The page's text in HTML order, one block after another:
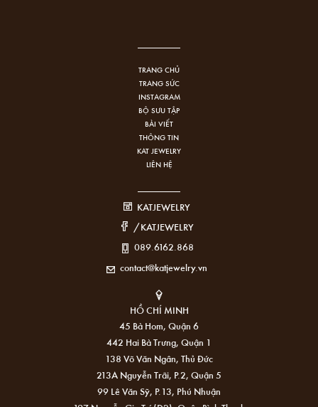
TRANG CHỦ
TRANG SỨC
INSTAGRAM
BỘ SƯU TẬP
BÀI VIẾT
THÔNG TIN
KAT JEWELRY
LIÊN HỆ
KATJEWELRY
/KATJEWELRY
089.6162.868
contact@katjewelry.vn
HỒ CHÍ MINH
45 Bà Hom, Quận 6
442 Hai Bà Trưng, Quận 1
138 Võ Văn Ngân, Thủ Đức
213A Nguyễn Trãi, P.2, Quận 5
99 Lê Văn Sỹ, P.13, Phú Nhuận